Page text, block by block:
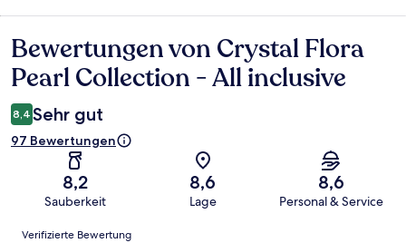
Bewertungen
Bewertungen von Crystal Flora
Pearl Collection - All inclusive
8,4 Sehr gut
97 Bewertungen
8,2
Sauberkeit
8,6
Lage
8,6
Personal & Service
Bewertungen
Verifizierte Bewertung